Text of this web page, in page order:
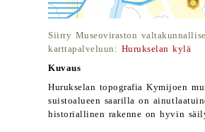
Siirry Museoviraston
karttapalveluun: Hurukselan kylä
Kuvaus
Hurukselan topografia Kymijoen
suistoalueen saarilla on
historiallinen rakenne on hyvin